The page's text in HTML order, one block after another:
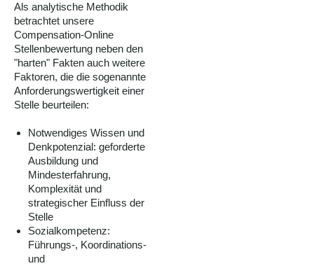
Als analytische Methodik
betrachtet unsere
Compensation-Online
Stellenbewertung neben den
"harten" Fakten auch weitere
Faktoren, die die sogenannte
Anforderungswertigkeit einer
Stelle beurteilen:
Notwendiges Wissen und
Denkpotenzial: geforderte
Ausbildung und
Mindesterfahrung,
Komplexität und
strategischer Einfluss der
Stelle
Sozialkompetenz:
Führungs-, Koordinations-
und